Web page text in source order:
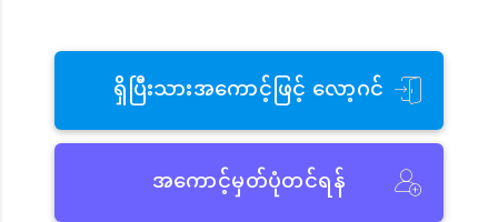
ရှိပြီးသားအကောင့်ဖြင့် လော့ဂင်
အကောင့်မှတ်ပုံတင်ရန်